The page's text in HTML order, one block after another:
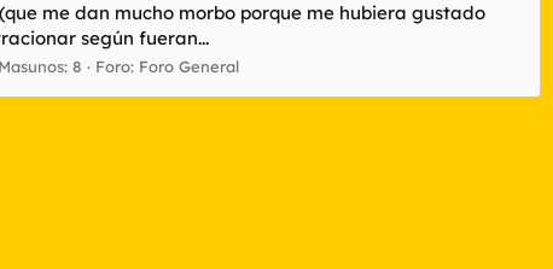
me dan mucho morbo porque me hubiera gustado
según fueran...
Masunos: 8 Foro: Foro General